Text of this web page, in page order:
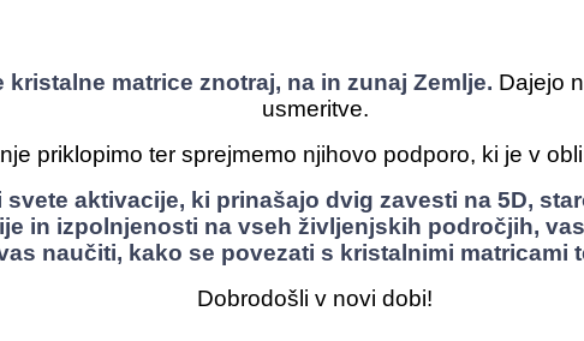
matrice znotraj, na in zunaj Zemlje. Dajejo
usmeritve.
priklopimo ter sprejmemo njihovo podporo, ki je v
aktivacije, ki prinašajo dvig zavesti na 5D,
in izpolnjenosti na vseh življenjskih področjih,
naučiti, kako se povezati s kristalnimi
Dobrodošli v novi dobi!